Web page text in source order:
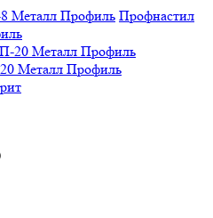
Профнастил
Металл Профиль